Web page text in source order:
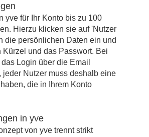
yve für Ihr Konto bis zu 100
Hierzu klicken sie auf 'Nutzer
die persönlichen Daten ein und
Kürzel und das Passwort. Bei
Login über die Email
jeder Nutzer muss deshalb eine
die in Ihrem Konto
in yve
von yve trennt strikt